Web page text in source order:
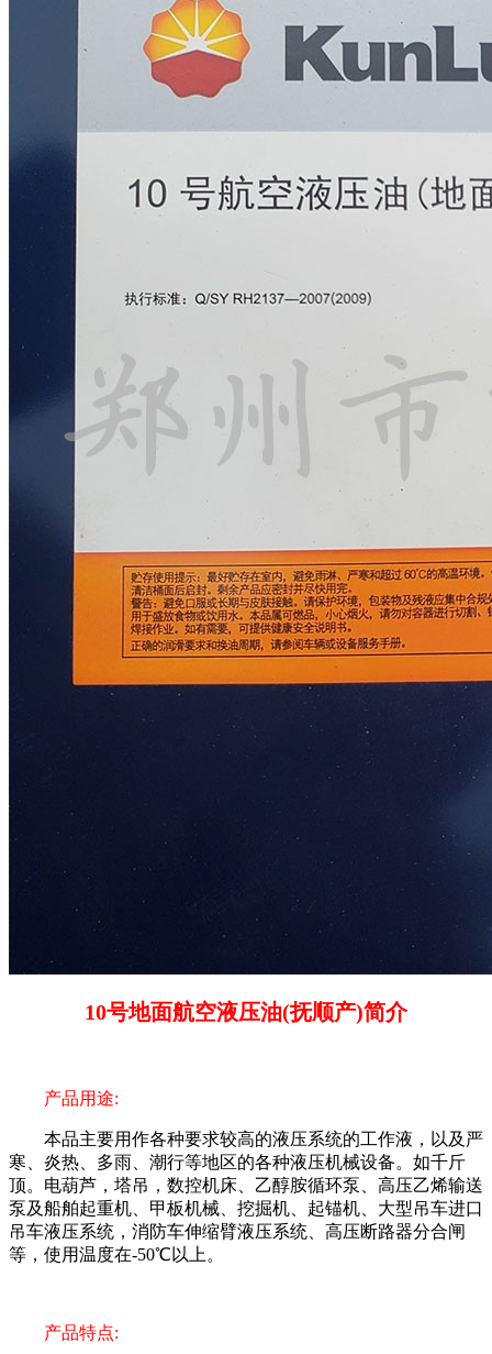
10号地面航空液压油(抚顺产)简介
产品用途:
本品主要用作各种要求较高的液压系统的工作液，以及严
寒、炎热、多雨、潮行等地区的各种液压机械设备。如千斤
顶。电葫芦，塔吊，数控机床、乙醇胺循环泵、高压乙烯输送
泵及船舶起重机、甲板机械、挖掘机、起锚机、大型吊车进口
吊车液压系统，消防车伸缩臂液压系统、高压断路器分合闸
等，使用温度在-50℃以上。
产品特点: